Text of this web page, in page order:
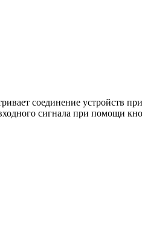
соединение устройств
сигнала при помощи